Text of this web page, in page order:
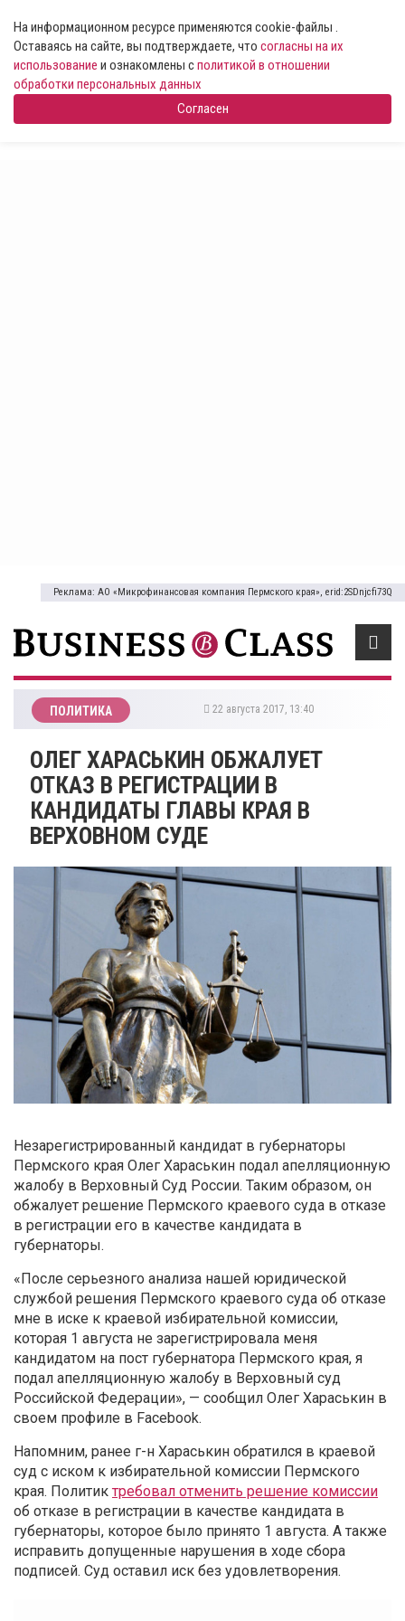
На информационном ресурсе применяются cookie-файлы .
Оставаясь на сайте, вы подтверждаете, что согласны на их
использование и ознакомлены сполитикой в отношении
обработки персональных данных
Согласен
Реклама: АО «Микрофинансовая компания Пермского края», erid:2SDnjcfi73Q
ПОЛИТИКА 22 августа 2017, 13:40
ОЛЕГ ХАРАСЬКИН ОБЖАЛУЕТ
ОТКАЗ В РЕГИСТРАЦИИ В
КАНДИДАТЫ ГЛАВЫ КРАЯ В
ВЕРХОВНОМ СУДЕ
Незарегистрированный кандидат в губернаторы
Пермского края Олег Хараськин подал апелляционную
жалобу в Верховный Суд России. Таким образом, он
обжалует решение Пермского краевого суда в отказе
в регистрации его в качестве кандидата в
губернаторы.
«После серьезного анализа нашей юридической
службой решения Пермского краевого суда об отказе
мне в иске к краевой избирательной комиссии,
которая 1 августа не зарегистрировала меня
кандидатом на пост губернатора Пермского края, я
подал апелляционную жалобу в Верховный суд
Российской Федерации», — сообщил Олег Хараськин в
своем профиле в Facebook.
Напомним, ранее г-н Хараськин обратился в краевой
суд с иском к избирательной комиссии Пермского
края. Политик требовал отменить решение комиссии
об отказе в регистрации в качестве кандидата в
губернаторы, которое было принято 1 августа. А также
исправить допущенные нарушения в ходе сбора
подписей. Суд оставил иск без удовлетворения.